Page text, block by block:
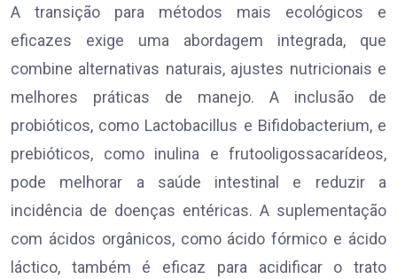
A transição para métodos mais ecológicos e
eficazes exige uma abordagem integrada, que
combine alternativas naturais, ajustes nutricionais e
melhores práticas de manejo. A inclusão de
probióticos, como Lactobacillus e Bifidobacterium, e
prebióticos, como inulina e frutooligossacarídeos,
pode melhorar a saúde intestinal e reduzir a
incidência de doenças entéricas. A suplementação
com ácidos orgânicos, como ácido fórmico e ácido
láctico, também é eficaz para acidificar o trato